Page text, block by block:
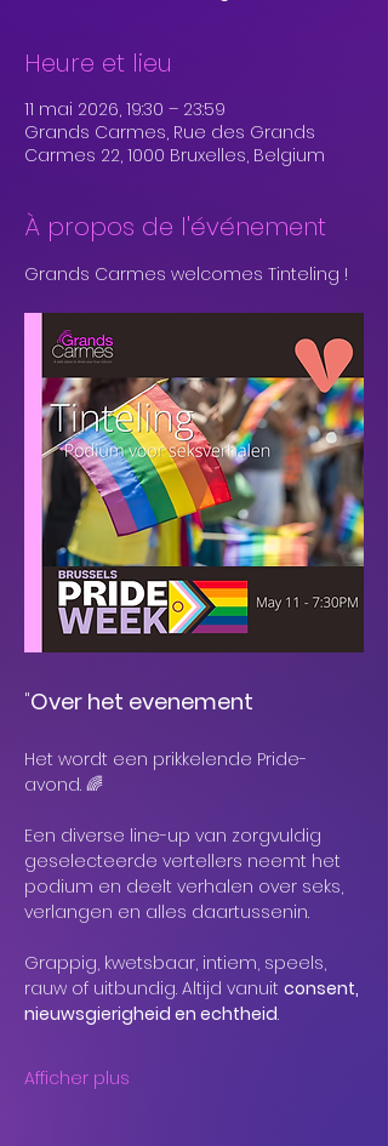
Heure et lieu
11 mai 2026, 19:30 – 23:59
Grands Carmes, Rue des Grands
Carmes 22, 1000 Bruxelles, Belgium
À propos de l'événement
Grands Carmes welcomes Tinteling !
"Over het evenement
Het wordt een prikkelende Pride-
avond. 🌈
Een diverse line-up van zorgvuldig
geselecteerde vertellers neemt het
podium en deelt verhalen over seks,
verlangen en alles daartussenin.
Grappig, kwetsbaar, intiem, speels,
rauw of uitbundig. Altijd vanuit consent,
nieuwsgierigheid en echtheid.
Afficher plus